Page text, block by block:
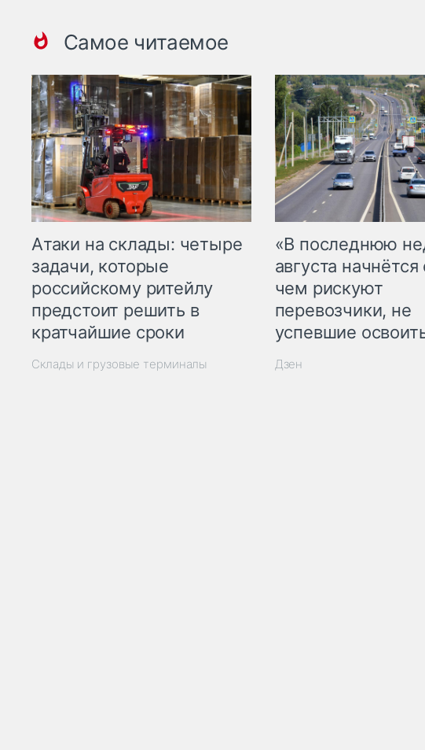
Самое читаемое
Атаки на склады: четыре
задачи, которые
российскому ритейлу
предстоит решить в
кратчайшие сроки
Склады и грузовые терминалы
«В последнюю
августа начнётся
чем рискуют
перевозчики, не
успевшие
Дзен